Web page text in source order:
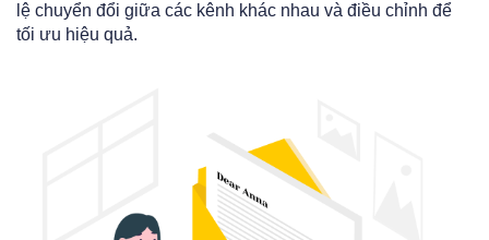
lệ chuyển đổi giữa các kênh khác nhau và điều chỉnh để
tối ưu hiệu quả.